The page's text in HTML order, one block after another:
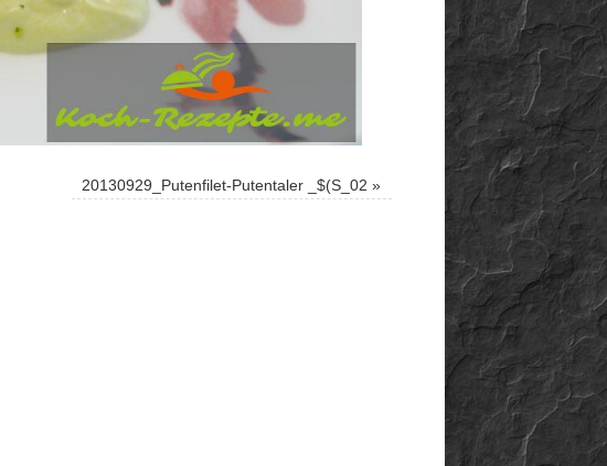
20130929_Putenfilet-Putentaler _$(S_02 »